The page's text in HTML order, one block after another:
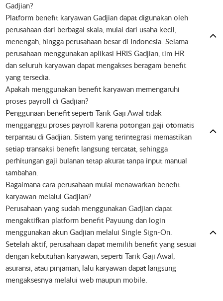
Gadjian?
Platform benefit karyawan Gadjian dapat digunakan oleh
perusahaan dari berbagai skala, mulai dari usaha kecil,
menengah, hingga perusahaan besar di Indonesia. Selama
perusahaan menggunakan aplikasi HRIS Gadjian, tim HR
dan seluruh karyawan dapat mengakses beragam benefit
yang tersedia.
Apakah menggunakan benefit karyawan memengaruhi
proses payroll di Gadjian?
Penggunaan benefit seperti Tarik Gaji Awal tidak
mengganggu proses payroll karena potongan gaji otomatis
terpantau di Gadjian. Sistem yang terintegrasi memastikan
setiap transaksi benefit langsung tercatat, sehingga
perhitungan gaji bulanan tetap akurat tanpa input manual
tambahan.
Bagaimana cara perusahaan mulai menawarkan benefit
karyawan melalui Gadjian?
Perusahaan yang sudah menggunakan Gadjian dapat
mengaktifkan platform benefit Payuung dan login
menggunakan akun Gadjian melalui Single Sign-On.
Setelah aktif, perusahaan dapat memilih benefit yang sesuai
dengan kebutuhan karyawan, seperti Tarik Gaji Awal,
asuransi, atau pinjaman, lalu karyawan dapat langsung
mengaksesnya melalui web maupun mobile.